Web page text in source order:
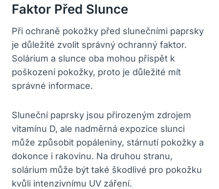
Faktor Před Slunce
Při ochraně pokožky před slunečními paprsky
je důležité zvolit správný ochranný faktor.
Solárium a slunce oba mohou přispět k
poškození pokožky, proto je důležité mít
správné informace.
Sluneční paprsky jsou přirozeným zdrojem
vitamínu D, ale nadměrná expozice slunci
může způsobit popáleniny, stárnutí pokožky a
dokonce i rakovinu. Na druhou stranu,
solárium může být také škodlivé pro pokožku
kvůli intenzivnímu UV záření.